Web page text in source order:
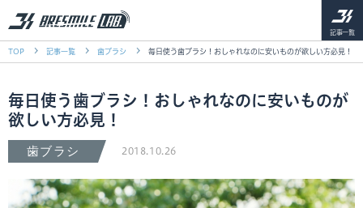
記事一覧
TOP 記事一覧 歯ブラシ 毎日使う歯ブラシ！おしゃれなのに安いものが欲しい方必見！
毎日使う歯ブラシ！おしゃれなのに安いものが
欲しい方必見！
歯ブラシ 2018.10.26